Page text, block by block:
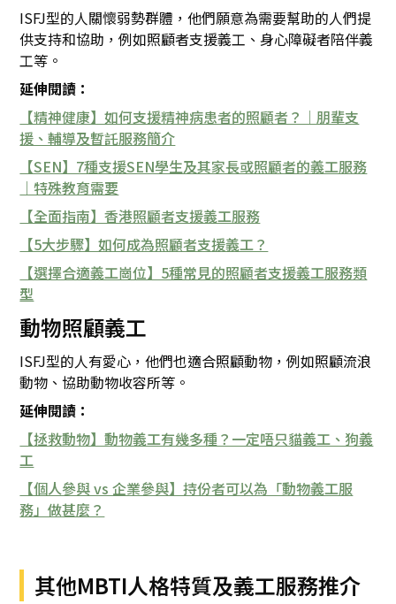
ISFJ型的人關懷弱勢群體，他們願意為需要幫助的人們提
供支持和協助，例如照顧者支援義工、身心障礙者陪伴義
工等。
延伸閱讀：
【精神健康】如何支援精神病患者的照顧者？｜朋輩支
援、輔導及暫託服務簡介
【SEN】7種支援SEN學生及其家長或照顧者的義工服務
｜特殊教育需要
【全面指南】香港照顧者支援義工服務
【5大步驟】如何成為照顧者支援義工？
【選擇合適義工崗位】5種常見的照顧者支援義工服務類
型
動物照顧義工
ISFJ型的人有愛心，他們也適合照顧動物，例如照顧流浪
動物、協助動物收容所等。
延伸閱讀：
【拯救動物】動物義工有幾多種？一定唔只貓義工、狗義
工
【個人參與 vs 企業參與】持份者可以為「動物義工服
務」做甚麼？
其他MBTI人格特質及義工服務推介